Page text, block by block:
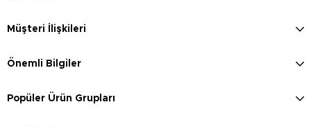
Müşteri İlişkileri
Önemli Bilgiler
Popüler Ürün Grupları